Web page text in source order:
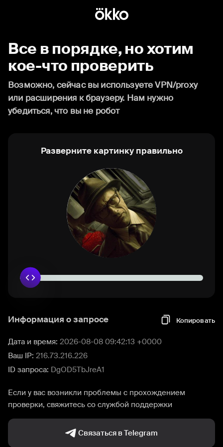
Все в порядке, но хотим
кое-что проверить
Возможно, сейчас вы используете VPN/proxy
или расширения к браузеру. Нам нужно
убедиться, что вы не робот
Разверните картинку правильно
Информация о запросе Копировать
Дата и время: 2026-08-08 09:42:13 +0000
Ваш IP: 216.73.216.226
ID запроса: DgOD5TbJreA1
Если у вас возникли проблемы с прохождением
проверки, свяжитесь со службой поддержки
Связаться в Telegram